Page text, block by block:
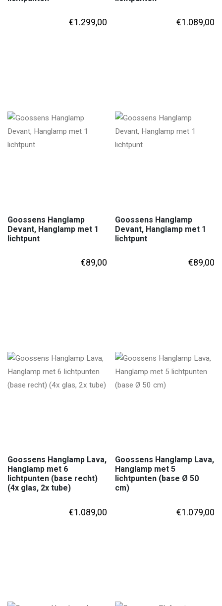
€1.299,00 €1.089,00
Goossens Hanglamp
Devant, Hanglamp met 1
lichtpunt
€89,00
Goossens Hanglamp
Devant, Hanglamp met 1
lichtpunt
€89,00
Goossens Hanglamp Lava,
Hanglamp met 6
lichtpunten (base recht)
(4x glas, 2x tube)
€1.089,00
Goossens Hanglamp Lava,
Hanglamp met 5
lichtpunten (base Ø 50
cm)
€1.079,00